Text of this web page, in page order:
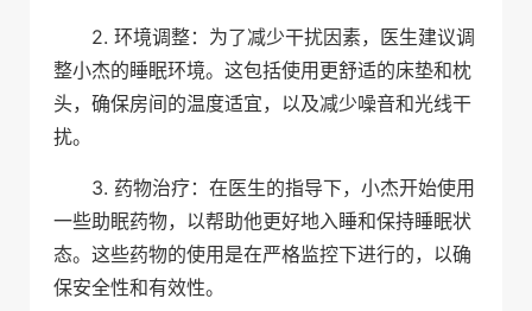
2. 环境调整：为了减少干扰因素，医生建议调
整小杰的睡眠环境。这包括使用更舒适的床垫和枕
头，确保房间的温度适宜，以及减少噪音和光线干
扰。
3. 药物治疗：在医生的指导下，小杰开始使用
一些助眠药物，以帮助他更好地入睡和保持睡眠状
态。这些药物的使用是在严格监控下进行的，以确
保安全性和有效性。